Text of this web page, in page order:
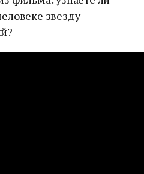
звезду